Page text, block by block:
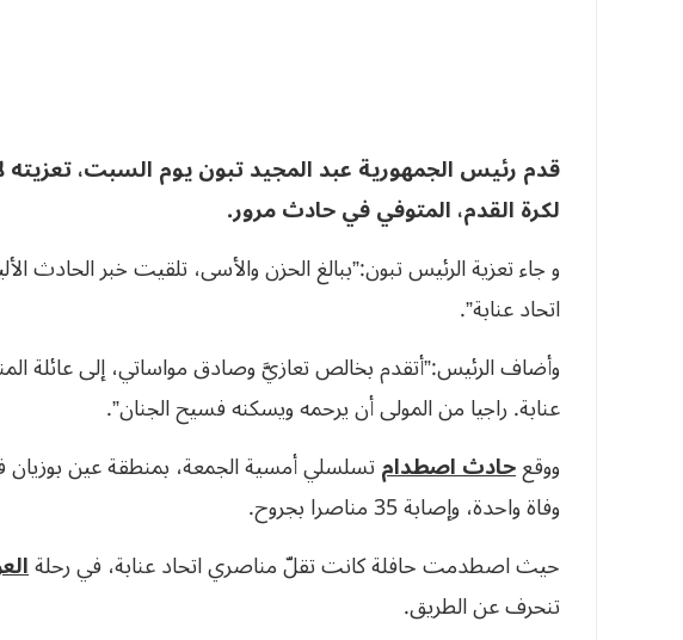
قدم رئيس الجمهورية عبد المجيد تبون يوم السبت، تعزيته
لكرة القدم، المتوفي في حادث مرور.
و جاء تعزية الرئيس تبون:”ببالغ الحزن والأسى، تلقيت خبر
اتحاد عنابة”.
وأضاف الرئيس:”أتقدم بخالص تعازيَّ وصادق مواساتي، إلى عائلة
عنابة. راجيا من المولى أن يرحمه ويسكنه فسيح الجنان”.
ووقعحادث اصطدامتسلسلي أمسية الجمعة، بمنطقة عين
وفاة واحدة، وإصابة 35 مناصرا بجروح.
حيث اصطدمت حافلة كانت تقلّ مناصري اتحاد عنابة، في رحلة
تنحرف عن الطريق.